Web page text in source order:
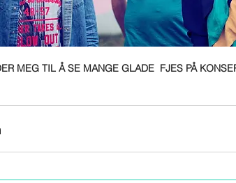
MEG TIL Å SE MANGE GLADE  FJES PÅ